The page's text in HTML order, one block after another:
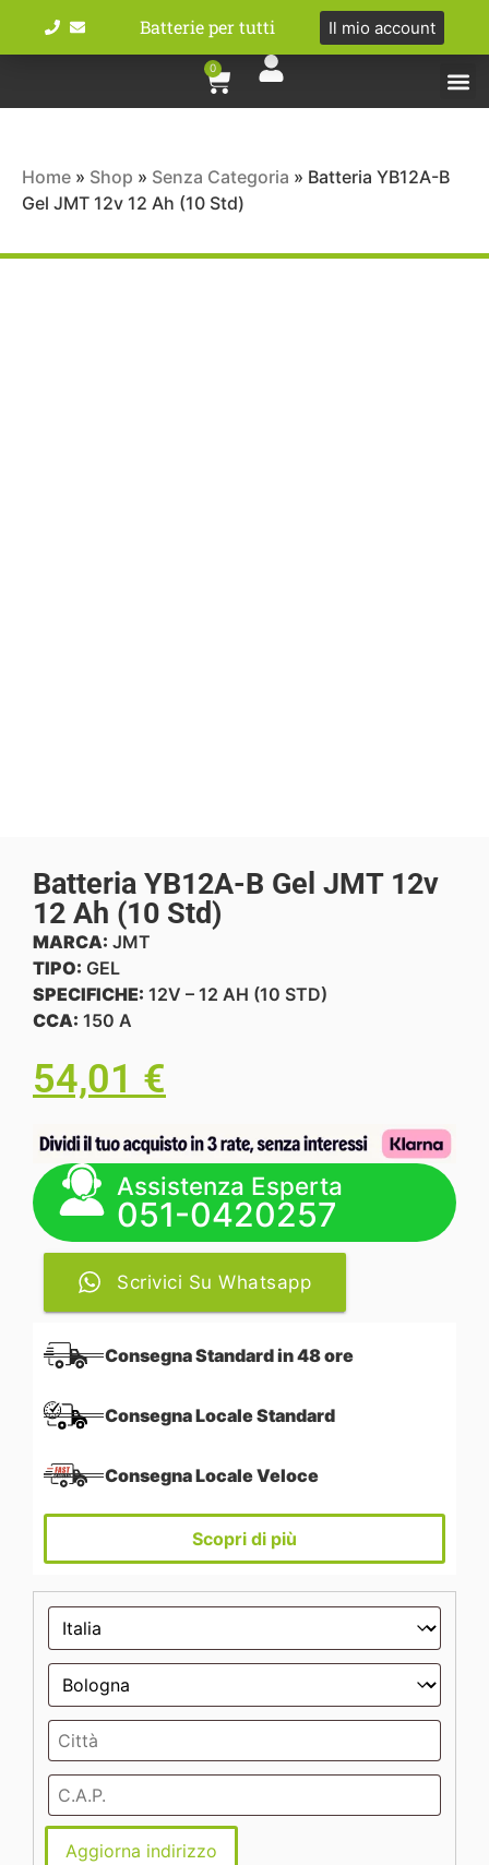
Batterie per tutti Il mio account
0
Home » Shop » Senza Categoria » Batteria YB12A-B
Gel JMT 12v 12 Ah (10 Std)
Batteria YB12A-B Gel JMT 12v
12 Ah (10 Std)
MARCA: JMT
TIPO: GEL
SPECIFICHE: 12V – 12 AH (10 STD)
CCA: 150 A
54,01 €
Assistenza Esperta
051-0420257
Scrivici Su Whatsapp
Consegna Standard in 48 ore
Consegna Locale Standard
Consegna Locale Veloce
Scopri di più
Aggiorna indirizzo